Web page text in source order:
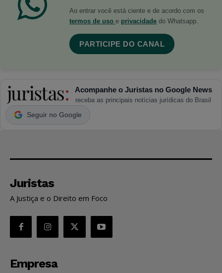
Ao entrar você está ciente e de acordo com os
termos de uso e privacidade do Whatsapp.
PARTICIPE DO CANAL
Acompanhe o Juristas no Google News
receba as principais notícias jurídicas do Brasil
Seguir no Google
Juristas
A Justiça e o Direito em Foco
Empresa